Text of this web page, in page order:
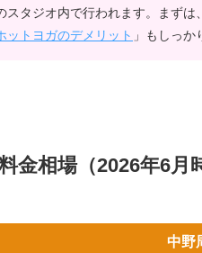
スタジオ内で行われます。まず
ットヨガのデメリット 」もしっか
金相場（2026年6月
中野